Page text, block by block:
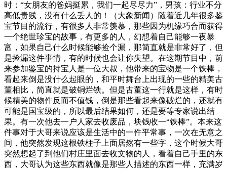
时；“女朋友的爸妈挺累，我们一起尽尽力”，男孩：行业不分
高低贵贱，没有什么丢人的！（大象新闻）随着近几年很多鉴
宝节目的流行，有很多人非常羡慕，那些因为机缘巧合而获得
一个绝世珍宝的故事，有更多的人，幻想着自己能够一夜暴
富，如果自己什么时候能够捡个漏，那简直就是非常好了，但
是捡漏这件事情，有的时候也会让你失望。在这期节目中，前
来参加鉴宝的持宝人是一位大叔，他带来的宝物是一个铁棒，
看起来倒是没什么起眼的，和平时舞台上出现的一些的精美古
董相比，简直就是破铜烂铁。但是古董这一行就是这样，有时
候精美的物件反而不值钱，倒是那些看起来像破烂的，还就有
可能是国宝级的，所以最后结果如何，还是要等专家说出结
果。有一次他去一户人家去收废品，块钱收一“铁棒”。本来这
件事对于大哥来说应该是生活中的一件平常事，一次在无意之
间，他突然发现这根铁柱子上面居然有一些字，这个时候大哥
突然想起了到他们村庄里面去收文物的人，看着自己手里的东
西，大哥认为这些东西就像是那些人描述的东西一样，充满岁